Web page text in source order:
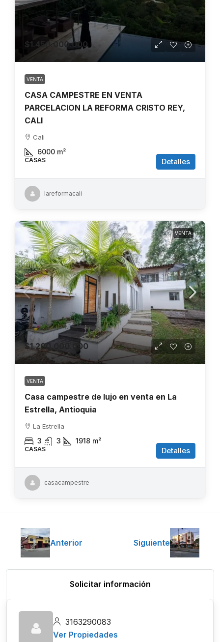
$1.450.000.000
VENTA
CASA CAMPESTRE EN VENTA
PARCELACION LA REFORMA CRISTO REY,
CALI
Cali
6000 m²
CASAS Detalles
lareformacali
VENTA
$1.200.000.000
VENTA
Casa campestre de lujo en venta en La
Estrella, Antioquia
La Estrella
3 3 1918 m²
CASAS Detalles
casacampestre
Anterior Siguiente
Solicitar información
3163290083
Ver Propiedades